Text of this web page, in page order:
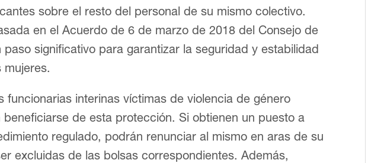
sobre el resto del personal de su mismo colectivo.
en el Acuerdo de 6 de marzo de 2018 del Consejo de
paso significativo para garantizar la seguridad y estabilidad
mujeres.
funcionarias interinas víctimas de violencia de género
de esta protección. Si obtienen un puesto a
regulado, podrán renunciar al mismo en aras de su
excluidas de las bolsas correspondientes. Además,